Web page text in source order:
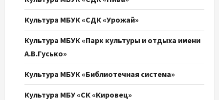
Культура МБУК «СДК «Урожай»
Культура МБУК «Парк культуры и отдыха имени
А.В.Гусько»
Культура МБУК «Библиотечная система»
Культура МБУ «СК «Кировец»